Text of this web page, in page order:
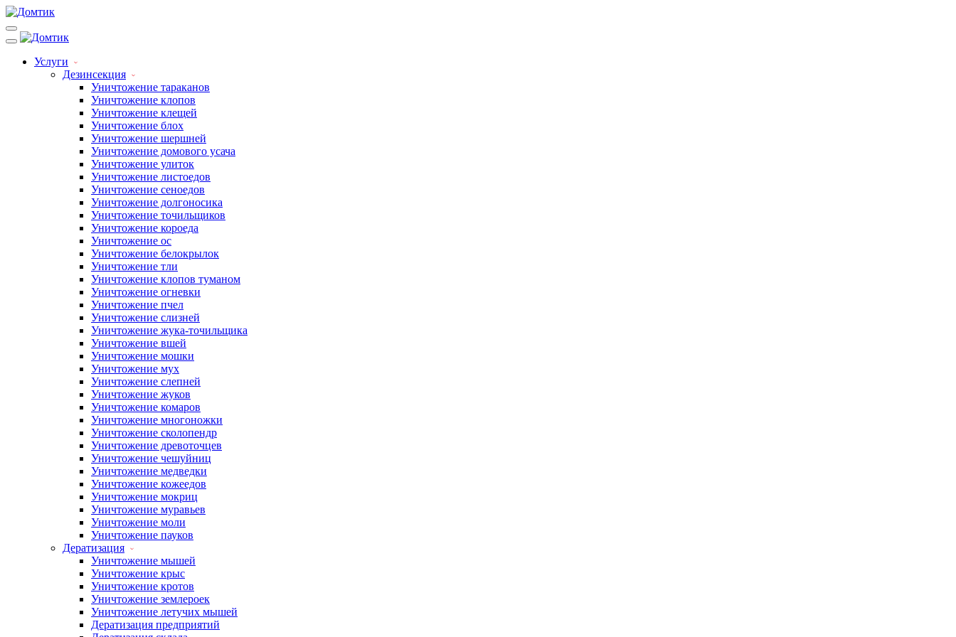
Услуги
Дезинсекция
Уничтожение тараканов
Уничтожение клопов
Уничтожение клещей
Уничтожение блох
Уничтожение шершней
Уничтожение домового усача
Уничтожение улиток
Уничтожение листоедов
Уничтожение сеноедов
Уничтожение долгоносика
Уничтожение точильщиков
Уничтожение короеда
Уничтожение ос
Уничтожение белокрылок
Уничтожение тли
Уничтожение клопов туманом
Уничтожение огневки
Уничтожение пчел
Уничтожение слизней
Уничтожение жука-точильщика
Уничтожение вшей
Уничтожение мошки
Уничтожение мух
Уничтожение слепней
Уничтожение жуков
Уничтожение комаров
Уничтожение многоножки
Уничтожение сколопендр
Уничтожение древоточцев
Уничтожение чешуйниц
Уничтожение медведки
Уничтожение кожеедов
Уничтожение мокриц
Уничтожение муравьев
Уничтожение моли
Уничтожение пауков
Дератизация
Уничтожение мышей
Уничтожение крыс
Уничтожение кротов
Уничтожение землероек
Уничтожение летучих мышей
Дератизация предприятий